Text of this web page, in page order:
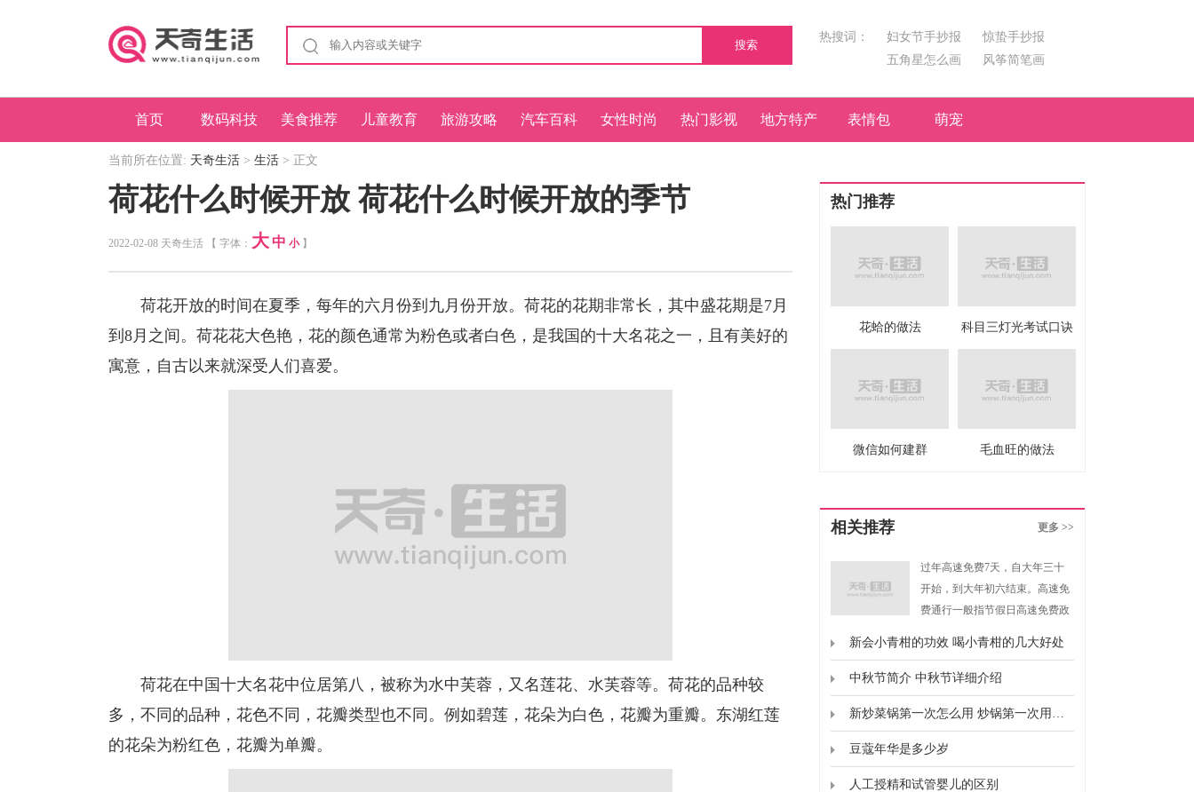
搜索
热搜词： 妇女节手抄报
惊蛰手抄报
五角星怎么画
风筝简笔画
首页 数码科技 美食推荐 儿童教育 旅游攻略 汽车百科 女性时尚 热门影视 地方特产 表情包 萌宠
当前所在位置: 天奇生活 > 生活 > 正文
荷花什么时候开放 荷花什么时候开放的季节
2022-02-08 天奇生活 【 字体： 大 中 小】
荷花开放的时间在夏季，每年的六月份到九月份开放。荷花的花期非常长，其中盛花期是7月
到8月之间。荷花花大色艳，花的颜色通常为粉色或者白色，是我国的十大名花之一，且有美好的
寓意，自古以来就深受人们喜爱。
荷花在中国十大名花中位居第八，被称为水中芙蓉，又名莲花、水芙蓉等。荷花的品种较
多，不同的品种，花色不同，花瓣类型也不同。例如碧莲，花朵为白色，花瓣为重瓣。东湖红莲
的花朵为粉红色，花瓣为单瓣。
热门推荐
花蛤的做法 科目三灯光考试口诀
微信如何建群 毛血旺的做法
相关推荐 更多 >>
过年高速免费7天，自大年三十
开始，到大年初六结束。高速免
费通行一般指节假日高速免费政
假日免收小型客车通行费实施方
案》规定，高速免费通行的时间
为春节、清明节、劳动节、国庆
上述法定节假日连休日。
新会小青柑的功效 喝小青柑的几大好处
中秋节简介 中秋节详细介绍
新炒菜锅第一次怎么用 炒锅第一次用要怎么弄
豆蔻年华是多少岁
人工授精和试管婴儿的区别